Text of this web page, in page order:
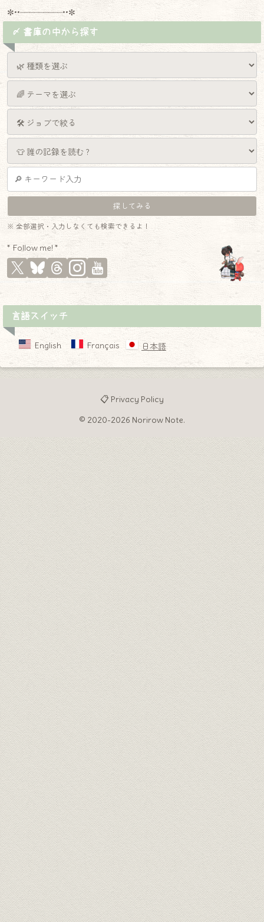
♦
✼••┈┈┈┈┈┈┈┈┈••✼
〆 書庫の中から探す
※ 全部選択・入力しなくても検索できるよ！
* Follow me! *
言語スイッチ
English Français 日本語
📋 Privacy Policy
© 2020-2026 Norirow Note.